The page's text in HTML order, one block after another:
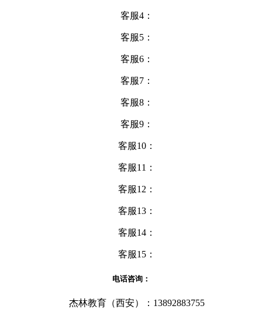
客服4：
客服5：
客服6：
客服7：
客服8：
客服9：
客服10：
客服11：
客服12：
客服13：
客服14：
客服15：
电话咨询：
杰林教育（西安）：13892883755